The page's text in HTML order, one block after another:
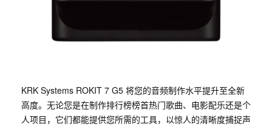
KRK Systems ROKIT 7 G5 将您的音频制作水平提升至全新
高度。无论您是在制作排行榜榜首热门歌曲、电影配乐还是个
人项目，它们都能提供您所需的工具，以惊人的清晰度捕捉声